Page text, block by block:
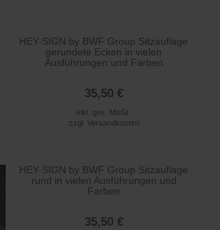
HEY-SIGN by BWF Group Sitzauflage
gerundete Ecken in vielen
Ausführungen und Farben
35,50 €
inkl. ges. MwSt.
zzgl. Versandkosten
HEY-SIGN by BWF Group Sitzauflage
rund in vielen Ausführungen und
Farben
35,50 €